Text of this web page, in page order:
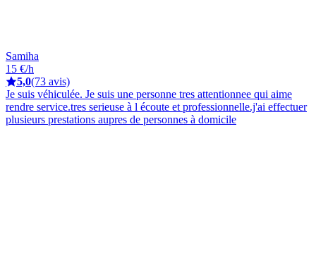
Samiha
15 €/h
5,0(73 avis)
Je suis véhiculée. Je suis une personne tres attentionnee qui aime
rendre service.tres serieuse à l écoute et professionnelle.j'ai effectuer
plusieurs prestations aupres de personnes à domicile